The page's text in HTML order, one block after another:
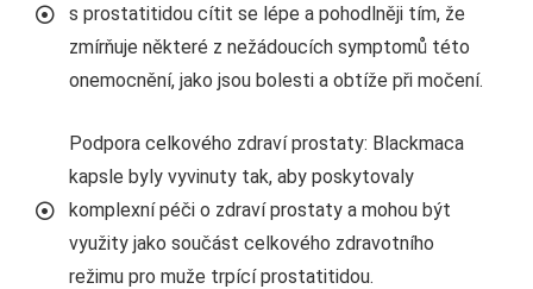
s prostatitidou cítit se lépe a pohodlněji tím, že
zmírňuje některé z nežádoucích symptomů této
onemocnění, jako jsou bolesti a obtíže při močení.
Podpora celkového zdraví prostaty: Blackmaca
kapsle byly vyvinuty tak, aby poskytovaly
komplexní péči o zdraví prostaty a mohou být
využity jako součást celkového zdravotního
režimu pro muže trpící prostatitidou.